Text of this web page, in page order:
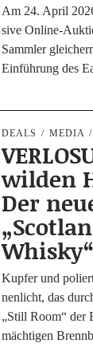
Am 24. April
si­ve Online-
Samm­ler
Ein­füh­rung des
DEALS MEDIA
wilden
Der
Kup­fer und
nen­licht, das
„Still Room“ der
mäch­ti­gen